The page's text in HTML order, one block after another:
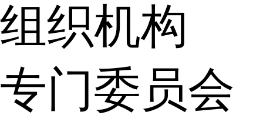
组织机构
专门委员会